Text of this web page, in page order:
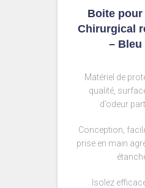
Boite pour
Chirurgical
–
Matériel de
qualité,
d’odeur
Conception,
prise en main
Isolez